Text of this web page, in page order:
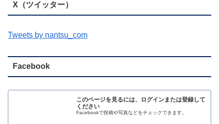
X（ツイッター）
Tweets by nantsu_com
Facebook
このページを見るには、ログインまたは登録して
ください
Facebookで投稿や写真などをチェックできます。